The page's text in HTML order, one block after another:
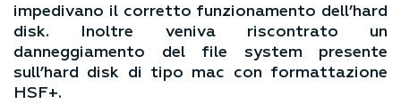
impedivano il corretto funzionamento dell’hard
disk. Inoltre veniva riscontrato un
danneggiamento del file system presente
sull’hard disk di tipo mac con formattazione
HSF+.